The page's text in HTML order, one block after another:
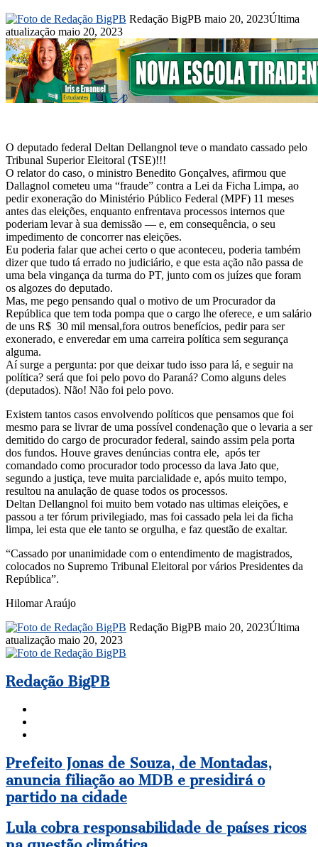
Redação BigPB Mande
e-
mail
maio 20, 2023Última
atualização maio 20, 2023
O deputado federal Deltan Dellangnol teve o mandato cassado pelo
Tribunal Superior Eleitoral (TSE)!!!
O relator do caso, o ministro Benedito Gonçalves, afirmou que
Dallagnol cometeu uma “fraude” contra a Lei da Ficha Limpa, ao
pedir exoneração do Ministério Público Federal (MPF) 11 meses
antes das eleições, enquanto enfrentava processos internos que
poderiam levar à sua demissão — e, em consequência, o seu
impedimento de concorrer nas eleições.
Eu poderia falar que achei certo o que aconteceu, poderia também
dizer que tudo tá errado no judiciário, e que esta ação não passa de
uma bela vingança da turma do PT, junto com os juízes que foram
os algozes do deputado.
Mas, me pego pensando qual o motivo de um Procurador da
República que tem toda pompa que o cargo lhe oferece, e um salário
de uns R$ 30 mil mensal,fora outros benefícios, pedir para ser
exonerado, e enveredar em uma carreira política sem segurança
alguma.
Aí surge a pergunta: por que deixar tudo isso para lá, e seguir na
política? será que foi pelo povo do Paraná? Como alguns deles
(deputados). Não! Não foi pelo povo.
Existem tantos casos envolvendo políticos que pensamos que foi
mesmo para se livrar de uma possível condenação que o levaria a ser
demitido do cargo de procurador federal, saindo assim pela porta
dos fundos. Houve graves denúncias contra ele, após ter
comandado como procurador todo processo da lava Jato que,
segundo a justiça, teve muita parcialidade e, após muito tempo,
resultou na anulação de quase todos os processos.
Deltan Dellangnol foi muito bem votado nas ultimas eleições, e
passou a ter fórum privilegiado, mas foi cassado pela lei da ficha
limpa, lei esta que ele tanto se orgulha, e faz questão de exaltar.
“Cassado por unanimidade com o entendimento de magistrados,
colocados no Supremo Tribunal Eleitoral por vários Presidentes da
República”.
Hilomar Araújo
Redação BigPB Mande
maio 20, 2023Última
atualização maio 20, 2023
Redação BigPB
Prefeito
Jonas
de
Souza,
Montadas,
anuncia
Prefeito Jonas de Souza, de Montadas,
anuncia filiação ao MDB e presidirá o
partido na cidade
Lula
cobra
Lula cobra responsabilidade de países ricos